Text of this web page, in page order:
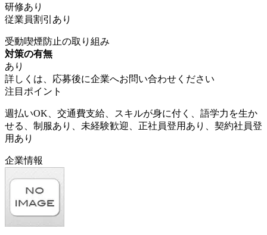
研修あり
従業員割引あり
受動喫煙防止の取り組み
対策の有無
あり
詳しくは、応募後に企業へお問い合わせください
注目ポイント
週払いOK、交通費支給、スキルが身に付く、語学力を生か
せる、制服あり、未経験歓迎、正社員登用あり、契約社員登
用あり
企業情報